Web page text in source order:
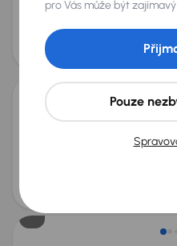
+2 dalších
Měsíční splátka
od 3 114 Kč
Ford Ranger
Automat
Automat
pro Vás může být
Pouze